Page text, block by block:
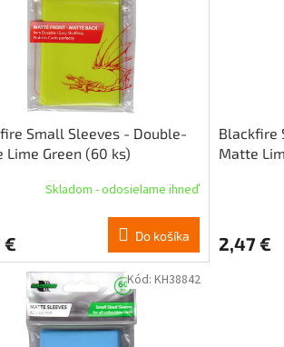
Small Sleeves - Double-
Lime Green (60 ks)
Skladom - odosielame ihneď
€ Do košíka
Blackfire
Matte
2,47 €
Kód: KH38842